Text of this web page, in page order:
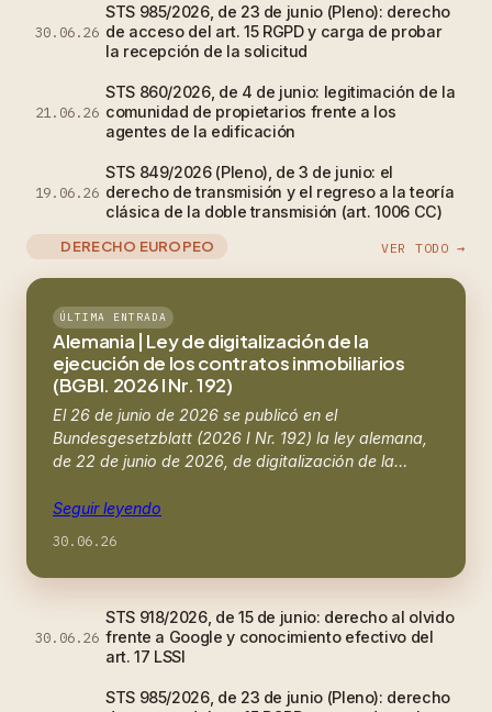
30.06.26
STS 985/2026, de 23 de junio (Pleno): derecho
de acceso del art. 15 RGPD y carga de probar
la recepción de la solicitud
21.06.26
STS 860/2026, de 4 de junio: legitimación de la
comunidad de propietarios frente a los
agentes de la edificación
19.06.26
STS 849/2026 (Pleno), de 3 de junio: el
derecho de transmisión y el regreso a la teoría
clásica de la doble transmisión (art. 1006 CC)
DERECHO EUROPEO
VER TODO →
ÚLTIMA ENTRADA
Alemania | Ley de digitalización de la
ejecución de los contratos inmobiliarios
(BGBl. 2026 I Nr. 192)
El 26 de junio de 2026 se publicó en el
Bundesgesetzblatt (2026 I Nr. 192) la ley alemana,
de 22 de junio de 2026, de digitalización de la…
Seguir leyendo
30.06.26
30.06.26
STS 918/2026, de 15 de junio: derecho al olvido
frente a Google y conocimiento efectivo del
art. 17 LSSI
STS 985/2026, de 23 de junio (Pleno): derecho